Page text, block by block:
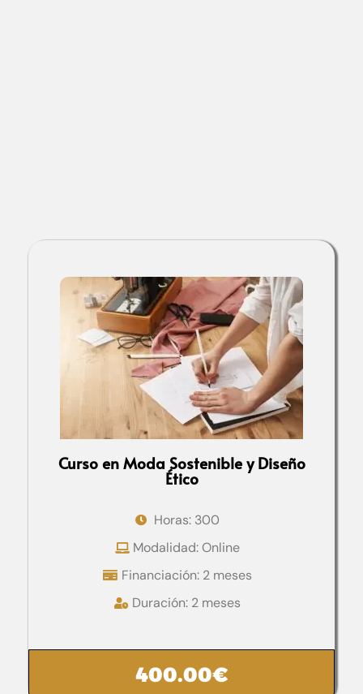
Curso en Moda Sostenible y Diseño
Ético
Horas: 300
Modalidad: Online
Financiación: 2 meses
Duración: 2 meses
400.00€